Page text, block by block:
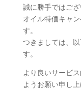
誠に勝手ではご
オイル特価キャ
す。
つきましては、
す。
より良いサービ
ようお願い申し上